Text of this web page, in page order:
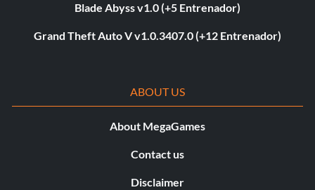
Blade Abyss v1.0 (+5 Entrenador)
Grand Theft Auto V v1.0.3407.0 (+12 Entrenador)
ABOUT US
About MegaGames
Contact us
Disclaimer